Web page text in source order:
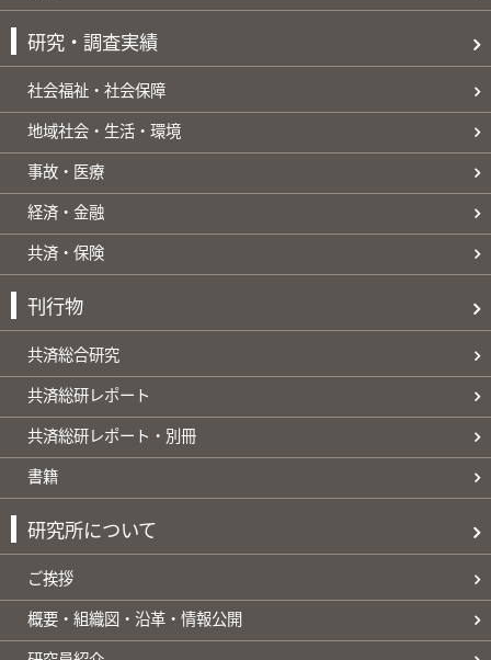
研究・調査実績
社会福祉・社会保障
地域社会・生活・環境
事故・医療
経済・金融
共済・保険
刊行物
共済総合研究
共済総研レポート
共済総研レポート・別冊
書籍
研究所について
ご挨拶
概要・組織図・沿革・情報公開